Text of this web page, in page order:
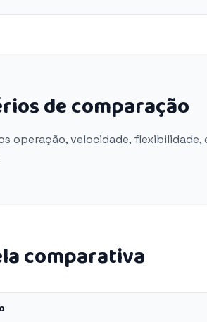
de comparação
operação, velocidade,
comparativa